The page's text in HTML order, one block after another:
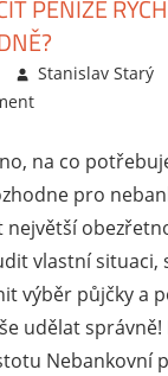
PENÍZE
Stanislav Starý
na co
pro
vlastní situaci,
výběr půjčky a
udělat
Nebankovní